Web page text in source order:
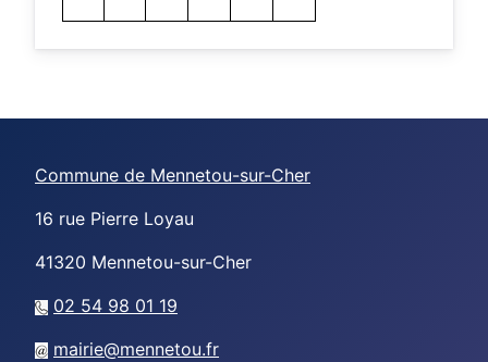
Commune de Mennetou-sur-Cher
16 rue Pierre Loyau
41320 Mennetou-sur-Cher
02 54 98 01 19
mairie@mennetou.fr